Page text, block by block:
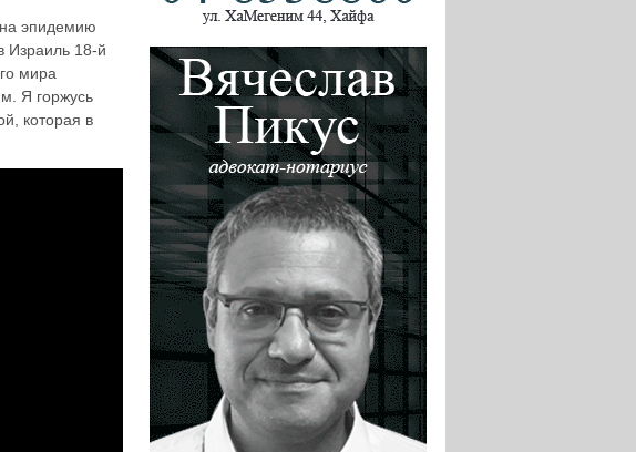
эпидемию
Израиль 18-й
мира
Я горжусь
которая в